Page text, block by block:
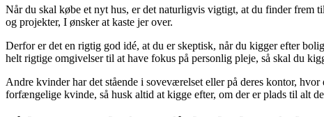
Når du skal købe et nyt hus, er det naturligvis vigtigt, at du finder frem
og projekter, I ønsker at kaste jer over.
Derfor er det en rigtig god idé, at du er skeptisk, når du kigger efter
helt rigtige omgivelser til at have fokus på personlig pleje, så skal du
Andre kvinder har det stående i soveværelset eller på deres kontor,
forfængelige kvinde, så husk altid at kigge efter, om der er plads til alt